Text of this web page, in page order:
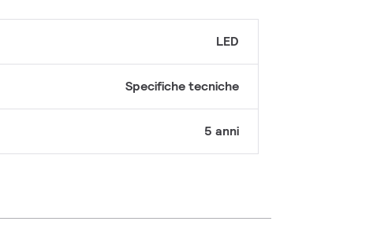
LED
Specifiche tecniche
5 anni